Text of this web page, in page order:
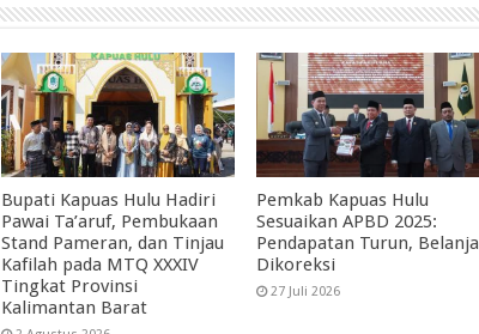
Bupati Kapuas Hulu Hadiri
Pawai Ta’aruf, Pembukaan
Stand Pameran, dan Tinjau
Kafilah pada MTQ XXXIV
Tingkat Provinsi
Kalimantan Barat
Pemkab Kapuas Hulu
Sesuaikan APBD 2025:
Pendapatan Turun, Belanja
Dikoreksi
27 Juli 2026